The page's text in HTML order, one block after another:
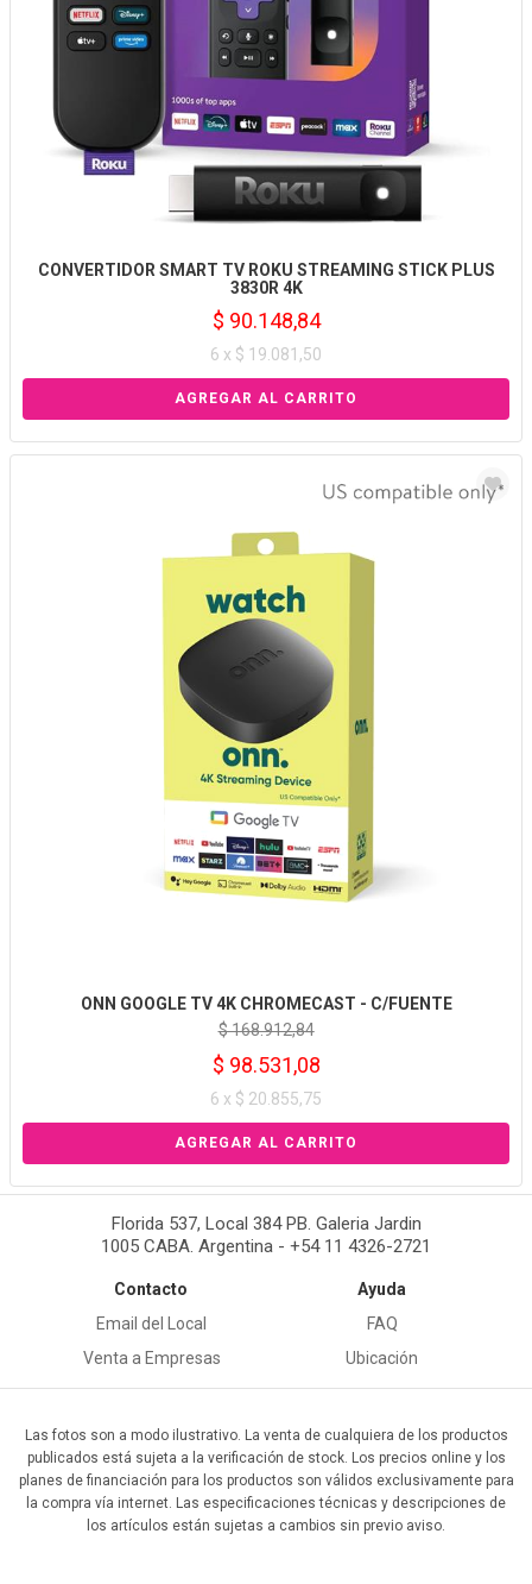
CONVERTIDOR SMART TV ROKU STREAMING STICK PLUS
3830R 4K
$ 90.148,84
6 x $ 19.081,50
ONN GOOGLE TV 4K CHROMECAST - C/FUENTE
$ 168.912,84
$ 98.531,08
6 x $ 20.855,75
Florida 537, Local 384 PB. Galeria Jardin
1005 CABA. Argentina - +54 11 4326-2721
Contacto
Email del Local
Venta a Empresas
Ayuda
FAQ
Ubicación
Las fotos son a modo ilustrativo. La venta de cualquiera de los productos
publicados está sujeta a la verificación de stock. Los precios online y los
planes de financiación para los productos son válidos exclusivamente para
la compra vía internet. Las especificaciones técnicas y descripciones de
los artículos están sujetas a cambios sin previo aviso.